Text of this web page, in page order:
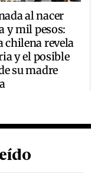
al nacer
y mil pesos:
chilena revela
y el posible
su madre